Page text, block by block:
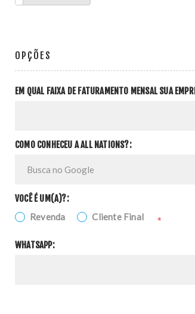
OPÇÕES
EM QUAL FAIXA DE FATURAMENTO MENSAL SUA
COMO CONHECEU A ALL NATIONS?:
VOCÊ É UM(A)?:
Revenda Cliente Final *
WHATSAPP: